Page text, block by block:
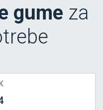
gume za